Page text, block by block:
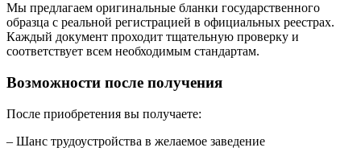
Мы предлагаем оригинальные бланки государственного
образца с реальной регистрацией в официальных реестрах.
Каждый документ проходит тщательную проверку и
соответствует всем необходимым стандартам.
Возможности после получения
После приобретения вы получаете:
– Шанс трудоустройства в желаемое заведение